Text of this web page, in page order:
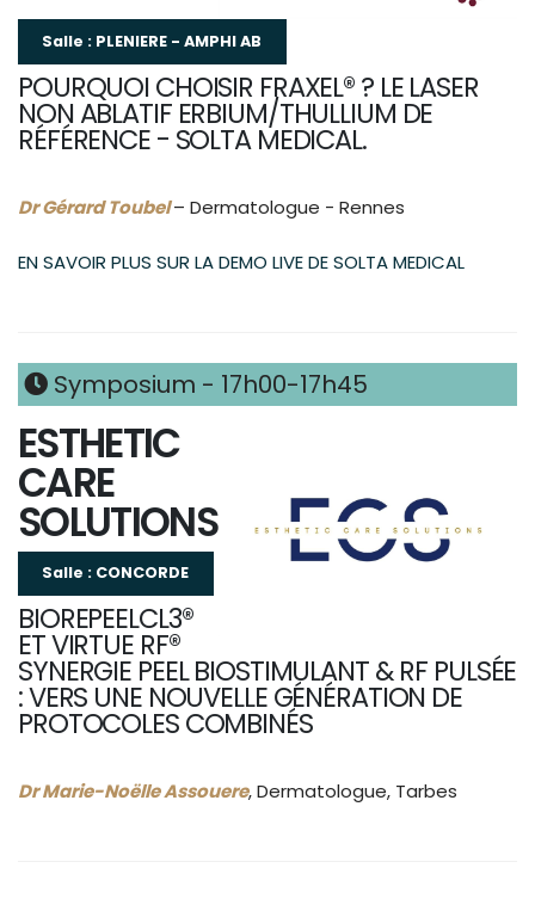
Salle : PLENIERE - AMPHI AB
POURQUOI CHOISIR FRAXEL® ? LE LASER
NON ABLATIF ERBIUM/THULLIUM DE
RÉFÉRENCE - SOLTA MEDICAL.
Dr Gérard Toubel– Dermatologue - Rennes
EN SAVOIR PLUS SUR LA DEMO LIVE DE SOLTA MEDICAL
Symposium - 17h00-17h45
ESTHETIC
CARE
SOLUTIONS
Salle : CONCORDE
BIOREPEELCL3®
ET VIRTUE RF®
SYNERGIE PEEL BIOSTIMULANT & RF PULSÉE
: VERS UNE NOUVELLE GÉNÉRATION DE
PROTOCOLES COMBINÉS
Dr Marie-Noëlle Assouere, Dermatologue, Tarbes